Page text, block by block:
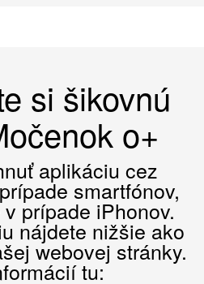
si šikovnú
o+
aplikáciu cez
smartfónov,
prípade iPhonov.
nájdete nižšie ako
webovej stránky.
tu: